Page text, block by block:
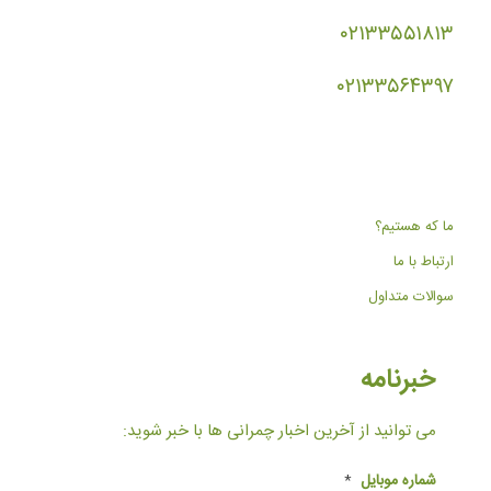
۰۲۱۳۳۵۵۱۸۱۳
۰۲۱۳۳۵۶۴۳۹۷
ما که هستیم؟
ارتباط با ما
سوالات متداول
خبرنامه
می توانید از آخرین اخبار چمرانی ها با خبر شوید:
شماره موبایل *